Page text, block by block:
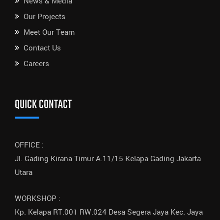
Our Projects
Meet Our Team
Contact Us
Careers
QUICK CONTACT
OFFICE :
Jl. Gading Kirana Timur A.11/15 Kelapa Gading Jakarta
Utara
WORKSHOP :
Kp. Kelapa RT.001 RW.024 Desa Segera Jaya Kec. Jaya